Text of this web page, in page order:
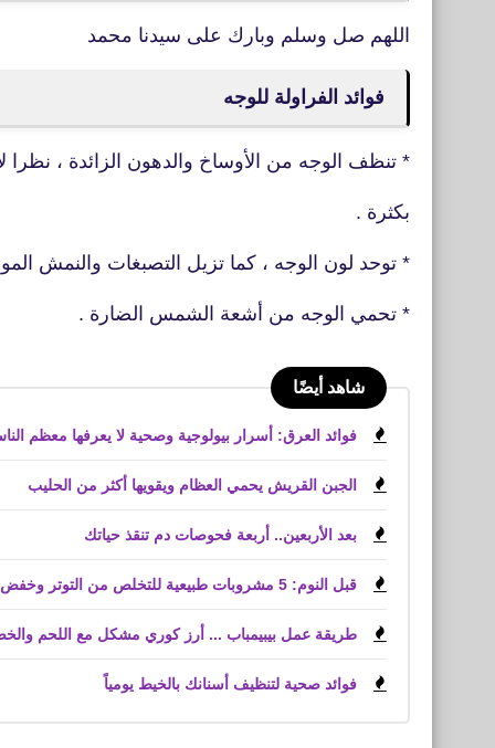
اللهم صل وسلم وبارك على سيدنا محمد
فوائد الفراولة للوجه
* تنظف الوجه من الأوساخ والدهون الزائدة ، نظرا
بكثرة .
* توحد لون الوجه ، كما تزيل التصبغات والنمش
* تحمي الوجه من أشعة الشمس الضارة .
شاهد أيضًا
فوائد العرق: أسرار بيولوجية وصحية لا يعرفها معظم
الجبن القريش يحمي العظام ويقويها أكثر من الحليب
بعد الأربعين.. أربعة فحوصات دم تنقذ حياتك
قبل النوم: 5 مشروبات طبيعية للتخلص من التوتر وخفض الكوليسترول
طريقة عمل بيبيمباب ... أرز كوري مشكل مع اللحم
فوائد صحية لتنظيف أسنانك بالخيط يومياً